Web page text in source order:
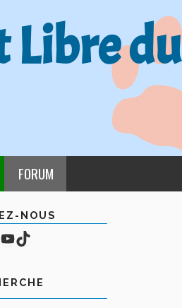
Libre du
FORUM
NOUS
Instagram
YouTube
TikTok